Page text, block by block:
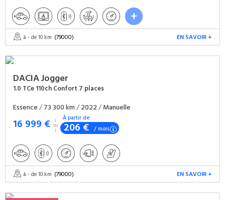
à - de 10 km (79000) EN SAVOIR +
DACIAJogger
1.0 TCe 110ch Confort 7 places
Essence/73 300 km/2022/Manuelle
16 999 € À partir de
206 € / mois
à - de 10 km (79000) EN SAVOIR +